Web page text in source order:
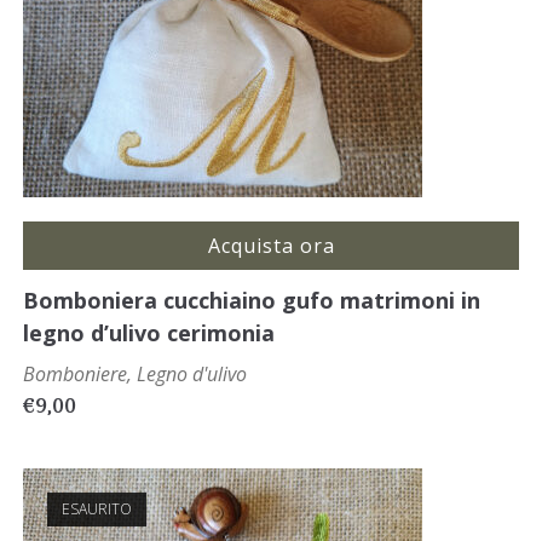
Acquista ora
Bomboniera cucchiaino gufo matrimoni in
legno d’ulivo cerimonia
Bomboniere, Legno d'ulivo
€9,00
ESAURITO